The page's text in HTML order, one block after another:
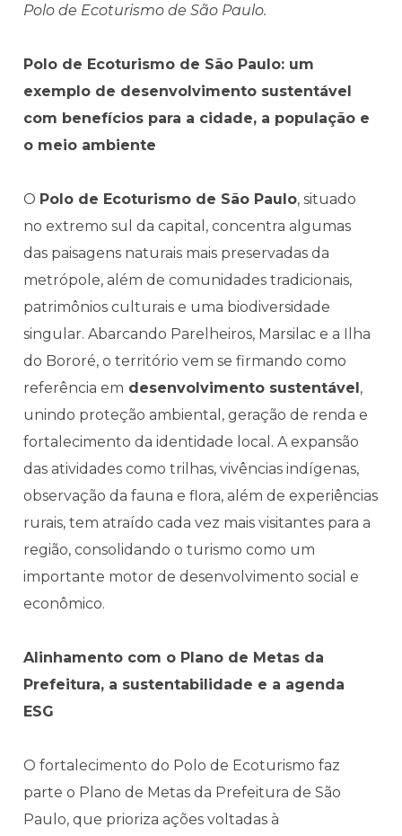
Polo de Ecoturismo de São Paulo.
Polo de Ecoturismo de São Paulo: um
exemplo de desenvolvimento sustentável
com benefícios para a cidade, a população e
o meio ambiente
O Polo de Ecoturismo de São Paulo, situado
no extremo sul da capital, concentra algumas
das paisagens naturais mais preservadas da
metrópole, além de comunidades tradicionais,
patrimônios culturais e uma biodiversidade
singular. Abarcando Parelheiros, Marsilac e a Ilha
do Bororé, o território vem se firmando como
referência em desenvolvimento sustentável,
unindo proteção ambiental, geração de renda e
fortalecimento da identidade local. A expansão
das atividades como trilhas, vivências indígenas,
observação da fauna e flora, além de experiências
rurais, tem atraído cada vez mais visitantes para a
região, consolidando o turismo como um
importante motor de desenvolvimento social e
econômico.
Alinhamento com o Plano de Metas da
Prefeitura, a sustentabilidade e a agenda
ESG
O fortalecimento do Polo de Ecoturismo faz
parte o Plano de Metas da Prefeitura de São
Paulo, que prioriza ações voltadas à